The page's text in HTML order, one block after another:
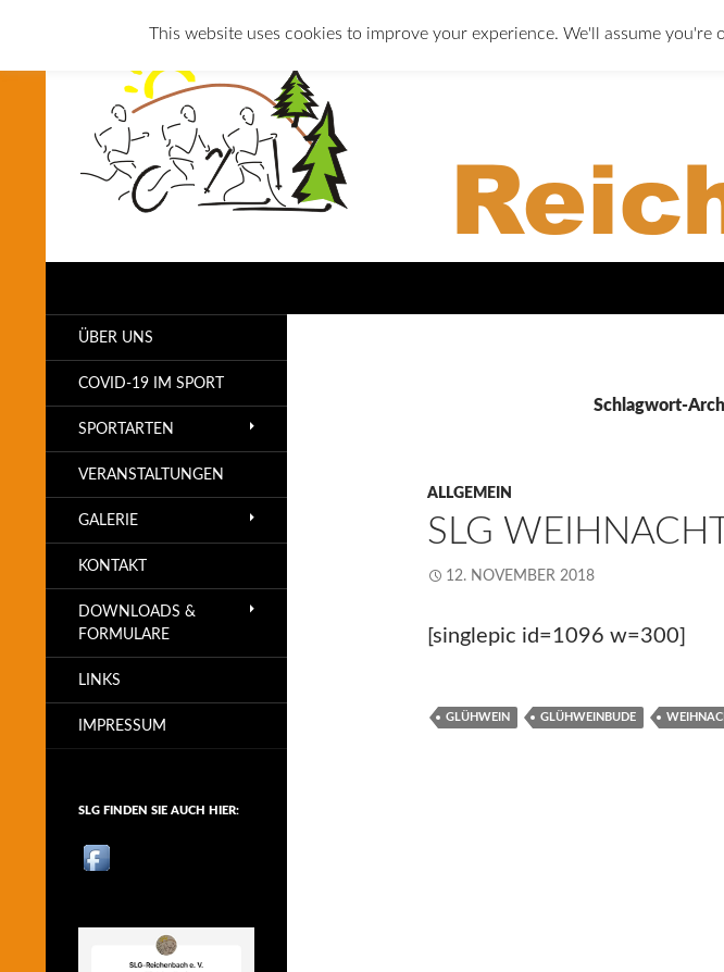
Schlagwort-
ALLGEMEIN
SLG
12. NOVEMBER 2018
[singlepic id=1096 w=300]
GLÜHWEIN GLÜHWEINBUDE
ÜBER UNS
COVID-19 IM SPORT
SPORTARTEN
VERANSTALTUNGEN
GALERIE
KONTAKT
DOWNLOADS &
FORMULARE
LINKS
IMPRESSUM
SLG FINDEN SIE AUCH HIER:
This website uses cookies to improve your experience. We'll assume